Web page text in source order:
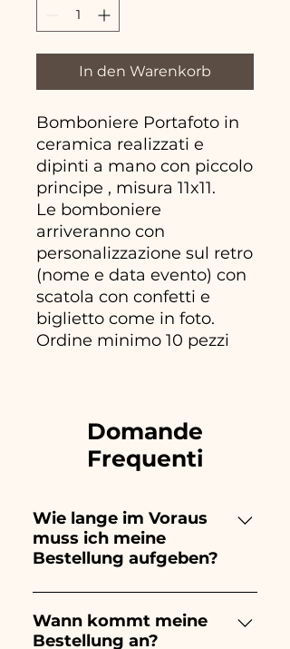
In den Warenkorb
Bomboniere Portafoto in
ceramica realizzati e
dipinti a mano con piccolo
principe , misura 11x11.
Le bomboniere
arriveranno con
personalizzazione sul retro
(nome e data evento) con
scatola con confetti e
biglietto come in foto.
Ordine minimo 10 pezzi
Domande
Frequenti
Wie lange im Voraus
muss ich meine
Bestellung aufgeben?
Ceramiche Ania kreiert und
bemalt vollständig von Hand,
daher dauert ihre Herstellung
Wann kommt meine
Bestellung an?